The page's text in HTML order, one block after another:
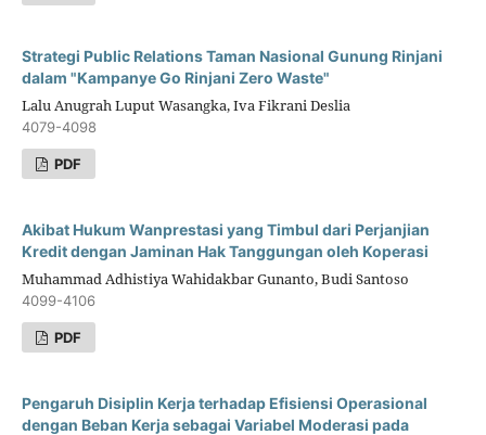
Strategi Public Relations Taman Nasional Gunung Rinjani
dalam "Kampanye Go Rinjani Zero Waste"
Lalu Anugrah Luput Wasangka, Iva Fikrani Deslia
4079-4098
PDF
Akibat Hukum Wanprestasi yang Timbul dari Perjanjian
Kredit dengan Jaminan Hak Tanggungan oleh Koperasi
Muhammad Adhistiya Wahidakbar Gunanto, Budi Santoso
4099-4106
PDF
Pengaruh Disiplin Kerja terhadap Efisiensi Operasional
dengan Beban Kerja sebagai Variabel Moderasi pada